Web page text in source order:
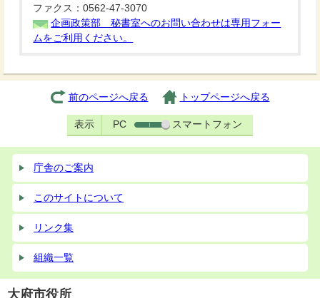
ファクス：0562-47-3070
企画政策部 秘書室へのお問い合わせは専用フォー
ムをご利用ください。
前のページへ戻る トップページへ戻る
表示 PC スマートフォン
庁舎のご案内
このサイトについて
リンク集
組織一覧
大府市役所